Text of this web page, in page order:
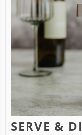
SERVE &